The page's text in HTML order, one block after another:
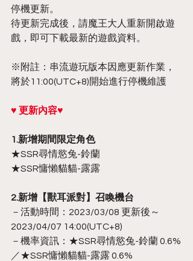
停機更新。
待更新完成後，請魔王大人重新開啟遊
戲，即可下載最新的遊戲資料。
※附註：串流遊玩版本因應更新作業，
將於11:00(UTC+8)開始進行停機維護
♥ 更新內容♥
1.新增期間限定角色
★SSR尋情慾兔-鈴蘭
★SSR慵懶貓貓-露露
2.新增【獸耳派對】召喚機台
－活動時間：2023/03/08 更新後～
2023/04/07 14:00(UTC+8)
－機率資訊：★SSR尋情慾兔-鈴蘭 0.6%
／★SSR慵懶貓貓-露露 0.6%